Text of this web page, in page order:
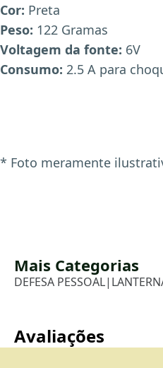
Cor: Preta
Peso: 122 Gramas
Voltagem da fonte: 6V
Consumo: 2.5 A para
* Foto meramente
Mais Categorias
DEFESA PESSOAL|
Avaliações